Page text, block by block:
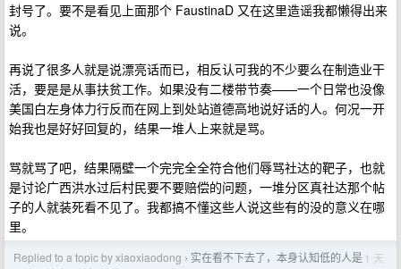
封号了。要不是看见上面那个 FaustinaD 又在这里造谣我都懒得出来
说。
再说了很多人就是说漂亮话而已，相反认可我的不少要么在制造业干
活，要是是从事扶贫工作。如果没有二楼带节奏——一个日常也没像
美国白左身体力行反而在网上到处站道德高地说好话的人。何况一开
始我也是好好回复的，结果一堆人上来就是骂。
骂就骂了吧，结果隔壁一个完完全全符合他们辱骂社达的靶子，也就
是讨论广西洪水过后村民要不要赔偿的问题，一堆分区真社达那个帖
子的人就装死看不见了。我都搞不懂这些人说这些有的没的意义在哪
里。
Replied to a topic by xiaoxiaodong › 实在看不下去了，本身认知低的人是 1 天